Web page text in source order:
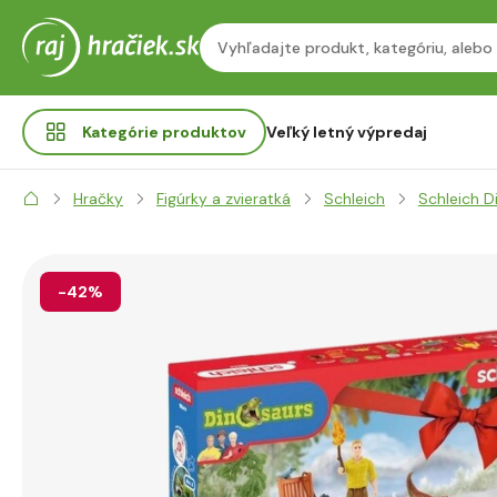
Kategórie produktov Veľký letný výpredaj
Hračky Figúrky a zvieratká Schleich Schleich
-42%